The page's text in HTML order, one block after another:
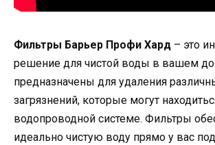
Фильтры Барьер Профи Хард – это
решение для чистой воды в вашем
предназначены для удаления
загрязнений, которые могут
водопроводной системе. Фильтры
идеально чистую воду прямо у вас